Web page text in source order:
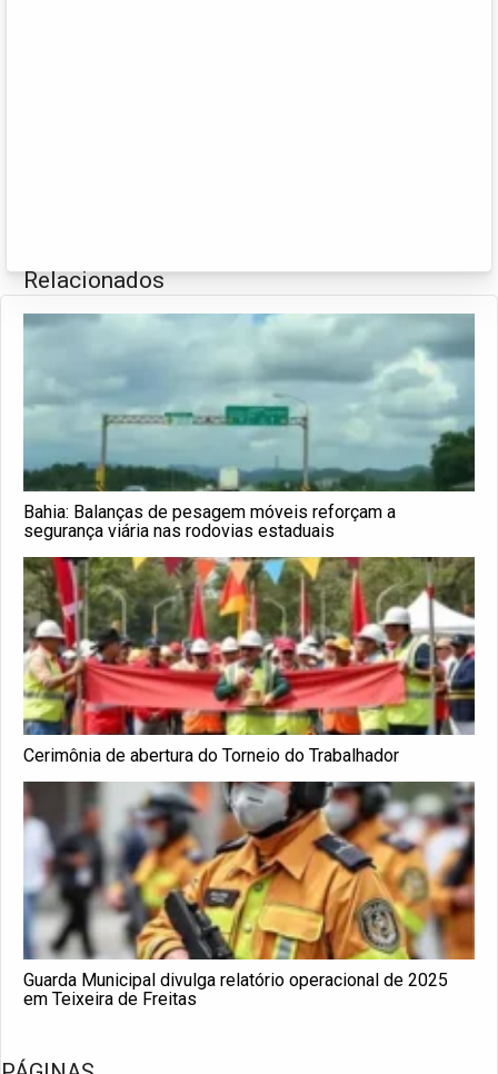
Relacionados
Bahia: Balanças de pesagem móveis reforçam a
segurança viária nas rodovias estaduais
Cerimônia de abertura do Torneio do Trabalhador
Guarda Municipal divulga relatório operacional de 2025
em Teixeira de Freitas